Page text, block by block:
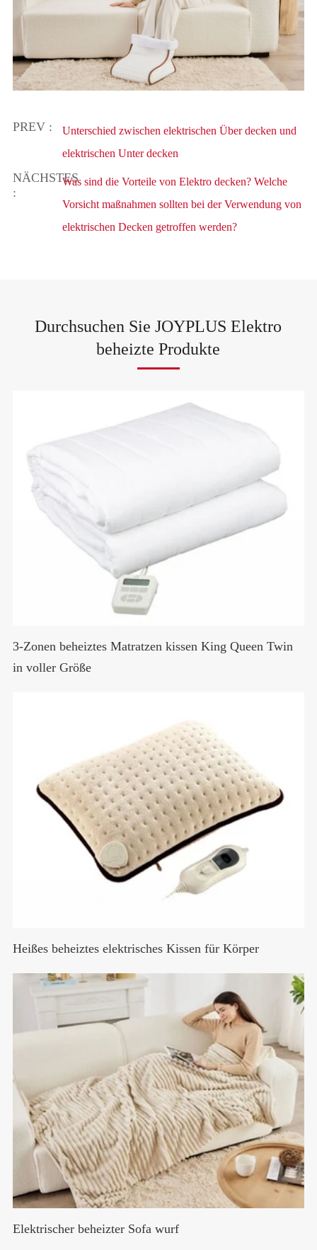
PREV :
Unterschied zwischen elektrischen Über decken und
elektrischen Unter decken
NÄCHSTES
:
Was sind die Vorteile von Elektro decken? Welche
Vorsicht maßnahmen sollten bei der Verwendung von
elektrischen Decken getroffen werden?
Durchsuchen Sie JOYPLUS Elektro
beheizte Produkte
3-Zonen beheiztes Matratzen kissen King Queen Twin
in voller Größe
Heißes beheiztes elektrisches Kissen für Körper
Elektrischer beheizter Sofa wurf